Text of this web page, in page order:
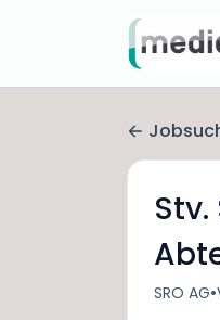
SRO AG•